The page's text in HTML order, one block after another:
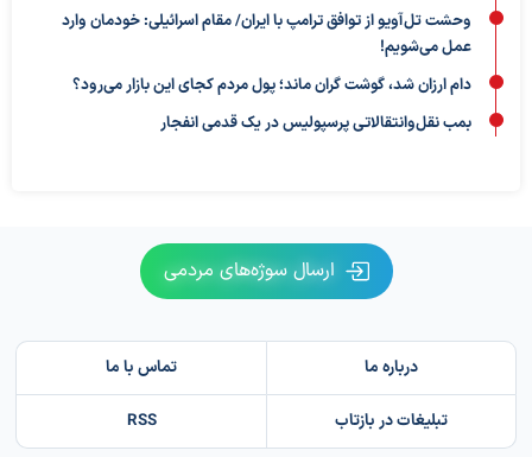
وحشت تل‌آویو از توافق ترامپ با ایران/ مقام اسرائیلی: خودمان وارد
عمل می‌شویم!
دام ارزان شد، گوشت گران ماند؛ پول مردم کجای این بازار می‌رود؟
بمب نقل‌وانتقالاتی پرسپولیس در یک قدمی انفجار
ارسال سوژه‌های مردمی
درباره ما تماس با ما
تبلیغات در بازتاب RSS